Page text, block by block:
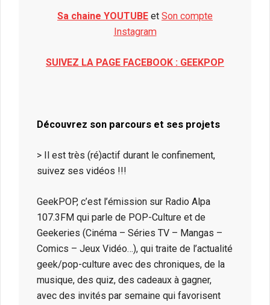
Sa chaine YOUTUBE et Son compte
Instagram
SUIVEZ LA PAGE FACEBOOK : GEEKPOP
Découvrez son parcours et ses projets
> Il est très (ré)actif durant le confinement,
suivez ses vidéos !!!
GeekPOP, c’est l’émission sur Radio Alpa
107.3FM qui parle de POP-Culture et de
Geekeries (Cinéma – Séries TV – Mangas –
Comics – Jeux Vidéo…), qui traite de l’actualité
geek/pop-culture avec des chroniques, de la
musique, des quiz, des cadeaux à gagner,
avec des invités par semaine qui favorisent